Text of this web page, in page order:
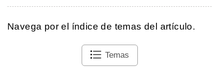
Navega por el índice de temas del artículo.
Temas